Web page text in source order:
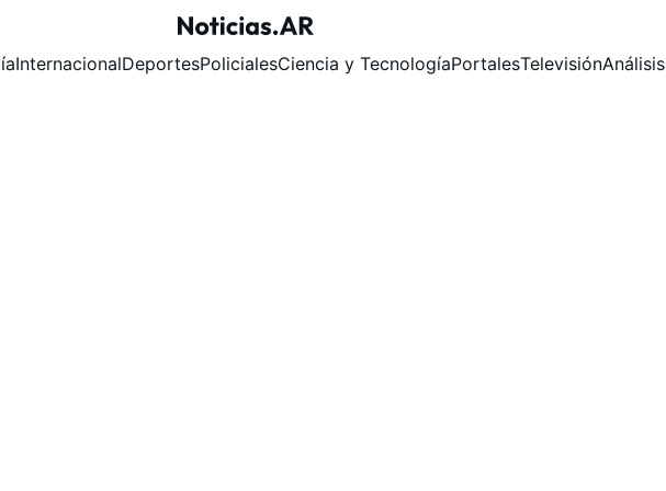
InternacionalDeportesPolicialesCiencia y TecnologíaPortalesTelevisiónAnálisis